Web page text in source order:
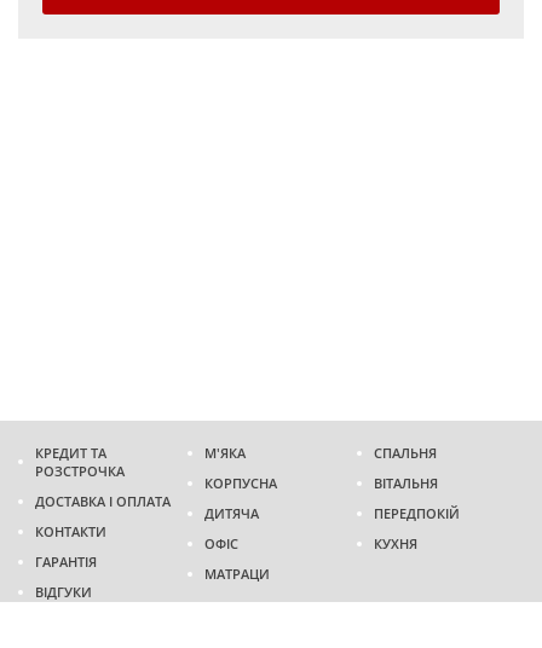
КРЕДИТ ТА
РОЗСТРОЧКА
ДОСТАВКА І ОПЛАТА
КОНТАКТИ
ГАРАНТІЯ
ВІДГУКИ
М'ЯКА
КОРПУСНА
ДИТЯЧА
ОФІС
МАТРАЦИ
СПАЛЬНЯ
ВІТАЛЬНЯ
ПЕРЕДПОКІЙ
КУХНЯ